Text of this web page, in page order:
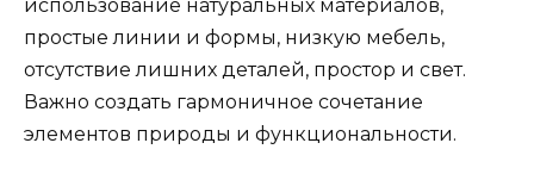
использование натуральных материалов,
простые линии и формы, низкую мебель,
отсутствие лишних деталей, простор и свет.
Важно создать гармоничное сочетание
элементов природы и функциональности.